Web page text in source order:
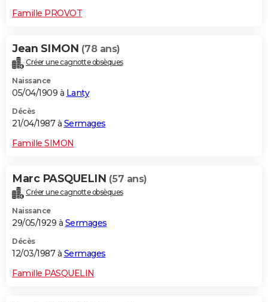
Famille PROVOT
Jean SIMON (78 ans)
Créer une cagnotte obsèques
Naissance
05/04/1909 à Lanty
Décès
21/04/1987 à Sermages
Famille SIMON
Marc PASQUELIN (57 ans)
Créer une cagnotte obsèques
Naissance
29/05/1929 à Sermages
Décès
12/03/1987 à Sermages
Famille PASQUELIN